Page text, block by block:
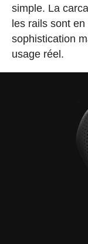
simple. La
les rails sont
sophistication
usage réel.